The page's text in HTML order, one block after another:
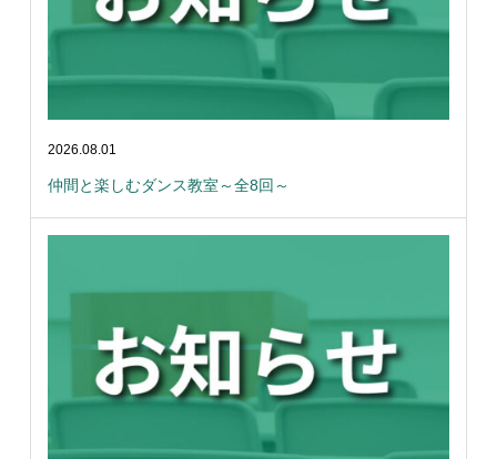
2026.08.01
仲間と楽しむダンス教室～全8回～